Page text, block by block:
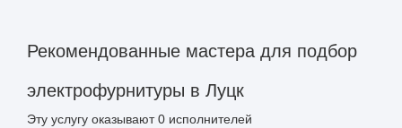
Рекомендованные мастера для подбор
электрофурнитуры в Луцк
Эту услугу оказывают0 исполнителей